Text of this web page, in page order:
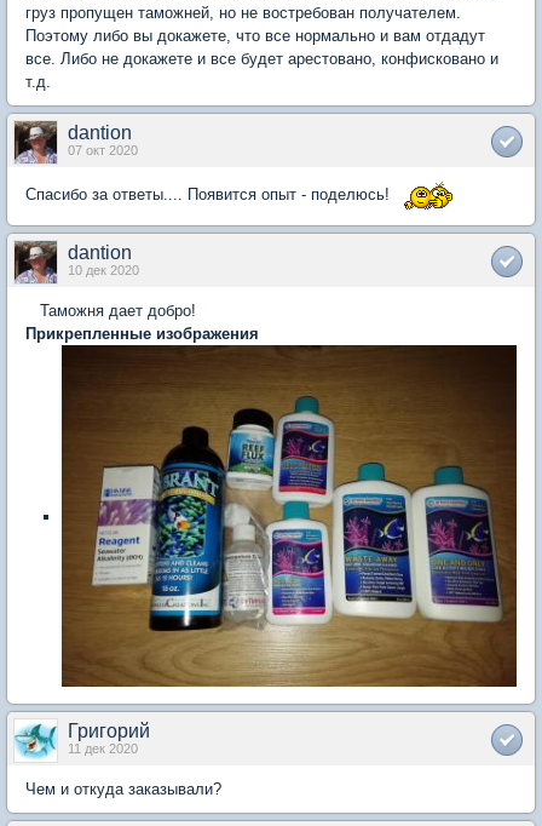
груз пропущен таможней, но не востребован получателем.
Поэтому либо вы докажете, что все нормально и вам отдадут
все. Либо не докажете и все будет арестовано, конфисковано и
т.д.
dantion
07 окт 2020
Спасибо за ответы.... Появится опыт - поделюсь!
dantion
10 дек 2020
Таможня дает добро!
Прикрепленные изображения
Григорий
11 дек 2020
Чем и откуда заказывали?